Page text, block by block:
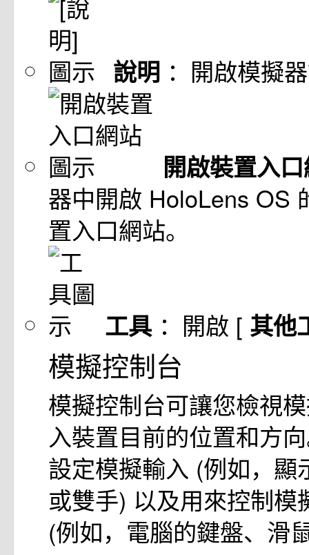
說明 ：開啟模擬
開啟裝置入
器中開啟 HoloLens OS
置入口網站。
工具 ：開啟 [ 其他
模擬控制台
模擬控制台可讓您檢視
入裝置目前的位置和方
設定模擬輸入 (例如，顯
或雙手) 以及用來控制模
(例如，電腦的鍵盤、滑